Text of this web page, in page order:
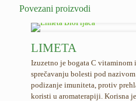
Povezani proizvodi
LIMETA
Izuzetno je bogata C vitaminom
sprečavanju bolesti pod
podizanje imuniteta, protiv
koristi u aromaterapiji. Korisna